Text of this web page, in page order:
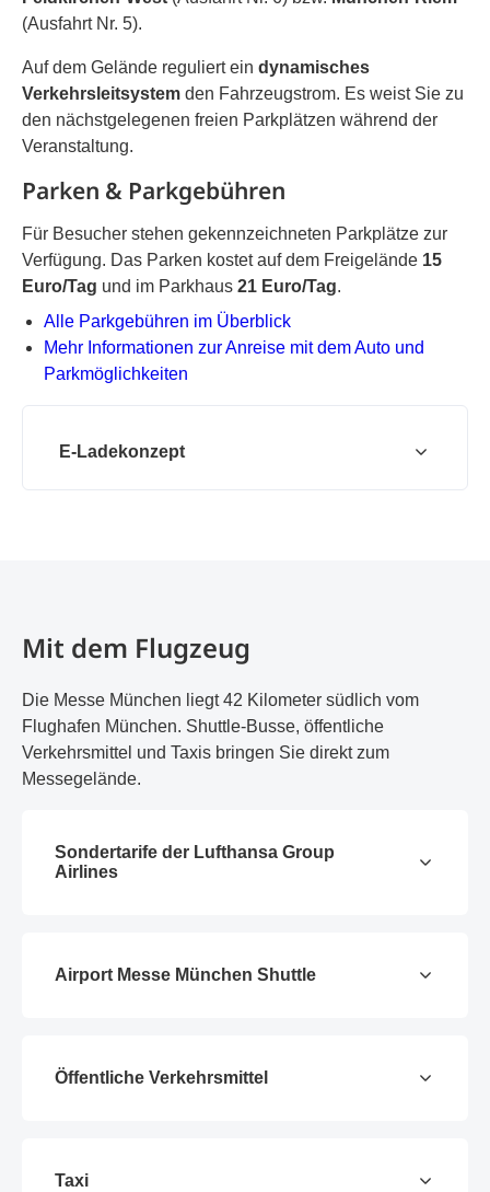
(Ausfahrt Nr. 5).
Auf dem Gelände reguliert ein dynamisches
Verkehrsleitsystem den Fahrzeugstrom. Es weist Sie zu
den nächstgelegenen freien Parkplätzen während der
Veranstaltung.
Parken & Parkgebühren
Für Besucher stehen gekennzeichneten Parkplätze zur
Verfügung. Das Parken kostet auf dem Freigelände 15
Euro/Tag und im Parkhaus 21 Euro/Tag.
PDF-Dokument
Alle Parkgebühren im Überblick
Mehr Informationen zur Anreise mit dem Auto und
Parkmöglichkeiten
E-Ladekonzept
Mit dem Flugzeug
Die Messe München liegt 42 Kilometer südlich vom
Flughafen München. Shuttle-Busse, öffentliche
Verkehrsmittel und Taxis bringen Sie direkt zum
Messegelände.
Sondertarife der Lufthansa Group
Airlines
Airport Messe München Shuttle
Öffentliche Verkehrsmittel
Taxi